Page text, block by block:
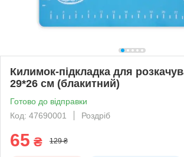
Килимок-підкладка для
29*26 см (блакитний)
Готово до відправки
Код: 47690001
Роздріб
65 ₴ 129 ₴